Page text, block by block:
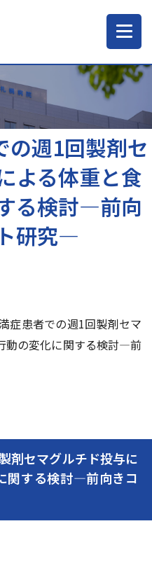
剤セマグルチド投与に
関する検討―前向きコ
の週1回製剤セ
よる体重と食
る検討―前向
研究―
症患者での週1回製剤セマ
動の変化に関する検討―前